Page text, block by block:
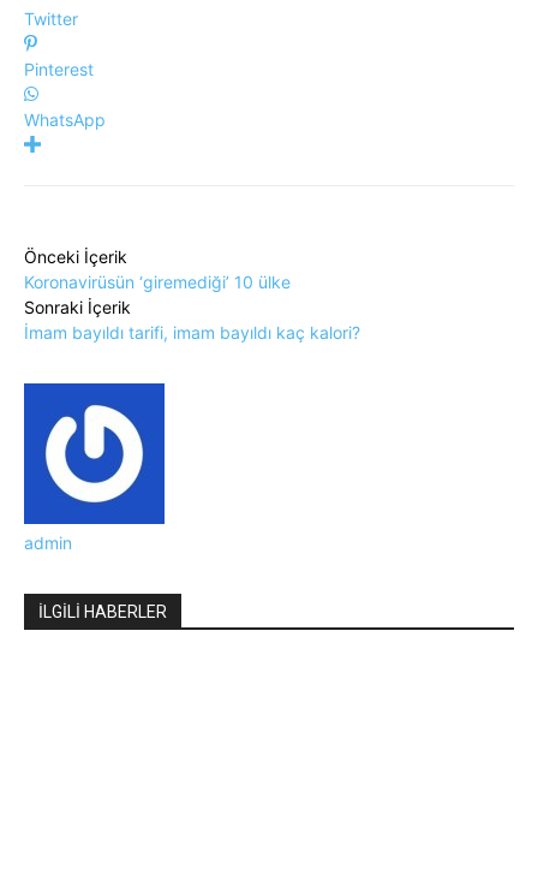
Twitter
Pinterest
WhatsApp
Önceki İçerik
Koronavirüsün ‘giremediği’ 10 ülke
Sonraki İçerik
İmam bayıldı tarifi, imam bayıldı kaç kalori?
admin
İLGİLİ HABERLER